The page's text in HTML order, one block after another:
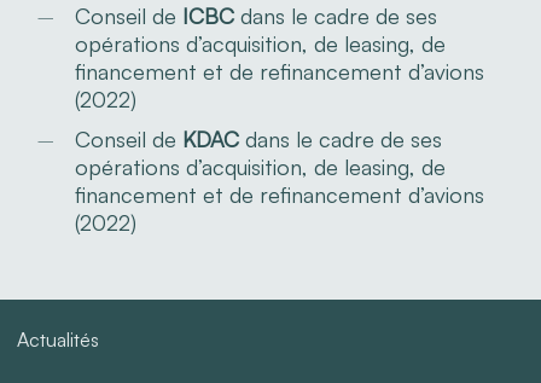
Conseil de ICBCdans le cadre de ses
opérations d’acquisition, de leasing, de
financement et de refinancement d’avions
(2022)
Conseil de KDACdans le cadre de ses
opérations d’acquisition, de leasing, de
financement et de refinancement d’avions
(2022)
Actualités